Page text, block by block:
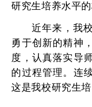
研究生培养水平
近年来，我
勇于创新的精神
度，认真落实导
的过程管理。连
这是我校研究生